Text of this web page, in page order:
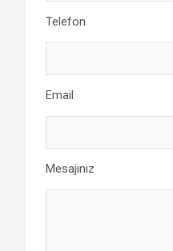
Telefon
Email
Mesajınız